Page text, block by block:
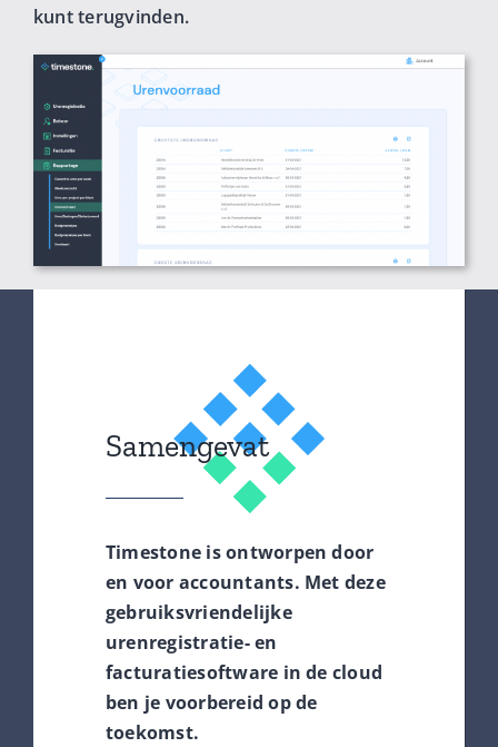
kunt terugvinden.
Samengevat
Timestone is ontworpen door
en voor accountants. Met deze
gebruiksvriendelijke
urenregistratie- en
facturatiesoftware in de cloud
ben je voorbereid op de
toekomst.